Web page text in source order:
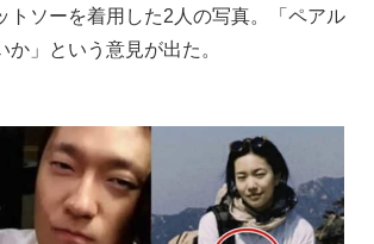
トソーを着用した2人の写真。「ペアル
か」という意見が出た。